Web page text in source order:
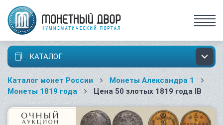
КАТАЛОГ
Каталог монет России
Монеты Александра 1
Монеты 1819 года
Цена 50 злотых 1819 года IB